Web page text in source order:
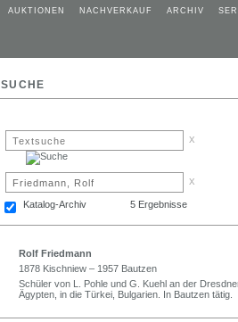
AUKTIONEN NACHVERKAUF ARCHIV
SUCHE
x
x
Katalog-Archiv 5 Ergebnisse
Rolf Friedmann
1878 Kischniew – 1957 Bautzen
Schüler von L. Pohle und G. Kuehl an der
Ägypten, in die Türkei, Bulgarien. In Bautzen tätig.